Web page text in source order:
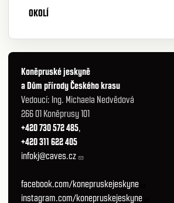
OKOLÍ
Koněpruské jeskyně
a Dům přírody Českého krasu
Vedoucí: Ing. Michaela Nedvědová
266 01 Koněprusy 101
+420 730 572 485,
+420 311 622 405
infokj@caves.cz
facebook.com/konepruskejeskyne
instagram.com/konepruskejeskyne